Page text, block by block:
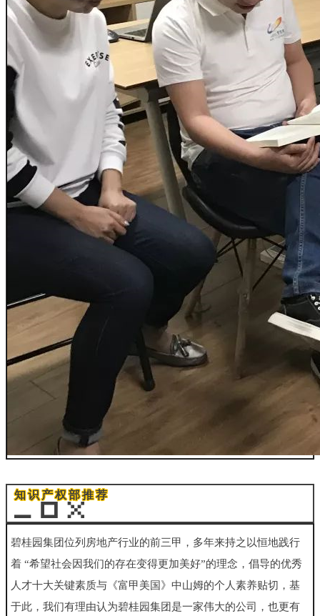
知识产权部推荐
碧桂园集团位列房地产行业的前三甲，多年来持之以恒地践行
着 “希望社会因我们的存在变得更加美好”的理念，倡导的优秀
人才十大关键素质与《富甲美国》中山姆的个人素养贴切，基
于此，我们有理由认为碧桂园集团是一家伟大的公司，也更有